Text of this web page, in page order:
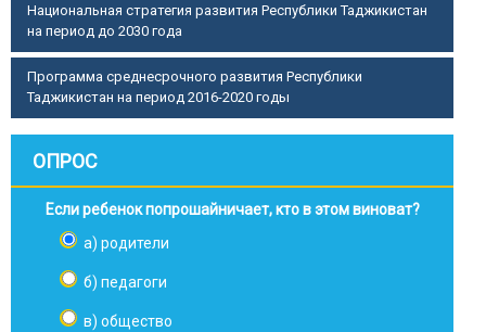
Национальная стратегия развития Республики Таджикистан
на период до 2030 года
Программа среднесрочного развития Республики
Таджикистан на период 2016-2020 годы
ОПРОС
Если ребенок попрошайничает, кто в этом виноват?
а) родители
б) педагоги
в) общество